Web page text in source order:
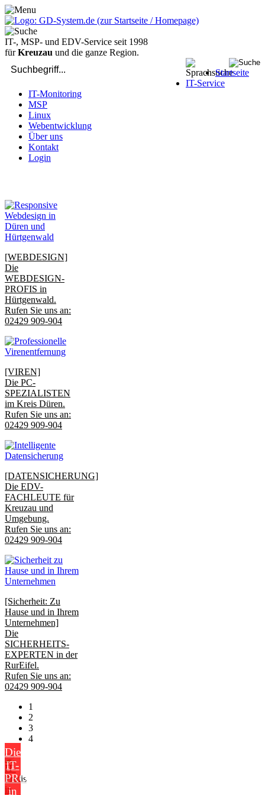
IT-, MSP- und EDV-Service seit 1998
fürKreuzau und die ganze Region.
Startseite
IT-Service
IT-Monitoring
MSP
Linux
Webentwicklung
Über uns
Kontakt
Login
[WEBDESIGN]
Die
WEBDESIGN-
PROFIS in
Hürtgenwald.
Rufen Sie uns an:
02429 909-904
[VIREN]
Die PC-
SPEZIALISTEN
im Kreis Düren.
Rufen Sie uns an:
02429 909-904
[DATENSICHERUNG]
Die EDV-
FACHLEUTE für
Kreuzau und
Umgebung.
Rufen Sie uns an:
02429 909-904
[Sicherheit: Zu
Hause und in Ihrem
Unternehmen]
Die
SICHERHEITS-
EXPERTEN in der
RurEifel.
Rufen Sie uns an:
02429 909-904
1
2
3
4
Die
IT-
PROFIS
in